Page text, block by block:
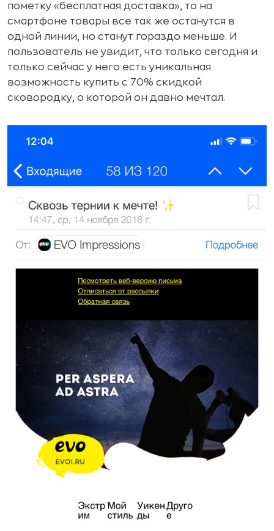
пометку «бесплатная доставка», то на
смартфоне товары все так же останутся в
одной линии, но станут гораздо меньше. И
пользователь не увидит, что только сегодня и
только сейчас у него есть уникальная
возможность купить с 70% скидкой
сковородку, о которой он давно мечтал.